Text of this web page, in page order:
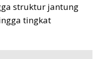
struktur jantung
tingkat